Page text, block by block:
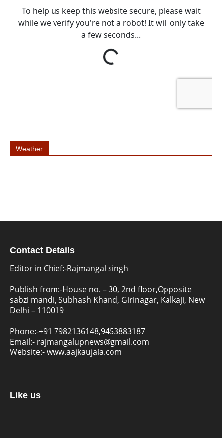
Weather
Contact Details
Editor in Chief:-Rajmangal singh
Publish from:-House no. – 30, 2nd floor,Opposite
sabzi mandi, Subhash Khand, Girinagar, Kalkaji, New
Delhi – 110019
Phone:-+91 7982136148,9453883187
Email:- rajmangalupnews@gmail.com
Website:-www.aajkaujala.com
Like us